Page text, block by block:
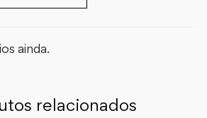
ainda.
relacionados